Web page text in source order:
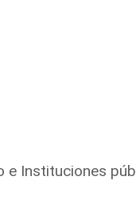
e Instituciones